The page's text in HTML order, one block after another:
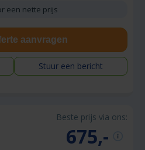
een nette prijs
aanvragen
Stuur een bericht
Beste prijs via ons:
675,-